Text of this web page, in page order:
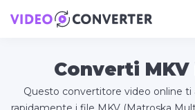
Converti MKV
Questo convertitore video online ti